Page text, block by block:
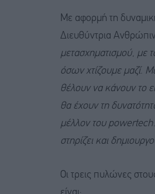
Με αφορμή τη
Διευθύντρια
μετασχηματισμού, με
όσων χτίζουμε μαζί.
θέλουν να κάνουν το
θα έχουν τη
μέλλον του powertech
στηρίζει και
Οι τρεις πυλώνες